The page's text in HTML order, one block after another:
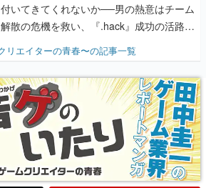
付いてきてくれないか──男の熱意はチーム
解散の危機を救い、『.hack』成功の活路を
『少年ジャンプ』色だった【若ゲのいた
り】
リエイターの青春〜の記事一覧